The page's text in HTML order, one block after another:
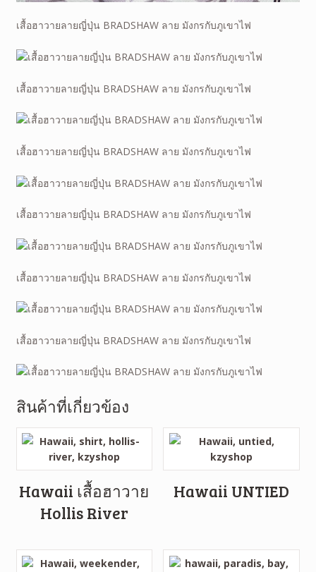
เสื้อฮาวายลายญี่ปุ่น BRADSHAW ลาย มังกรกับภูเขาไฟ
เสื้อฮาวายลายญี่ปุ่น BRADSHAW ลาย มังกรกับภูเขาไฟ
เสื้อฮาวายลายญี่ปุ่น BRADSHAW ลาย มังกรกับภูเขาไฟ
เสื้อฮาวายลายญี่ปุ่น BRADSHAW ลาย มังกรกับภูเขาไฟ
เสื้อฮาวายลายญี่ปุ่น BRADSHAW ลาย มังกรกับภูเขาไฟ
เสื้อฮาวายลายญี่ปุ่น BRADSHAW ลาย มังกรกับภูเขาไฟ
สินค้าที่เกี่ยวข้อง
Hawaii เสื้อฮาวาย
Hollis River
Hawaii UNTIED